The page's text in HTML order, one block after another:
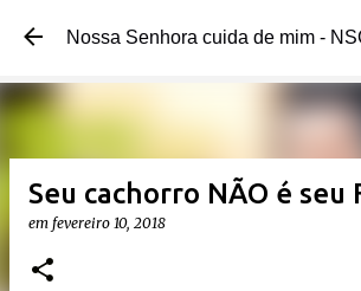
Pular para o conteúdo
Nossa Senhora cuida de mim -
Seu cachorro NÃO é seu
em fevereiro 10, 2018